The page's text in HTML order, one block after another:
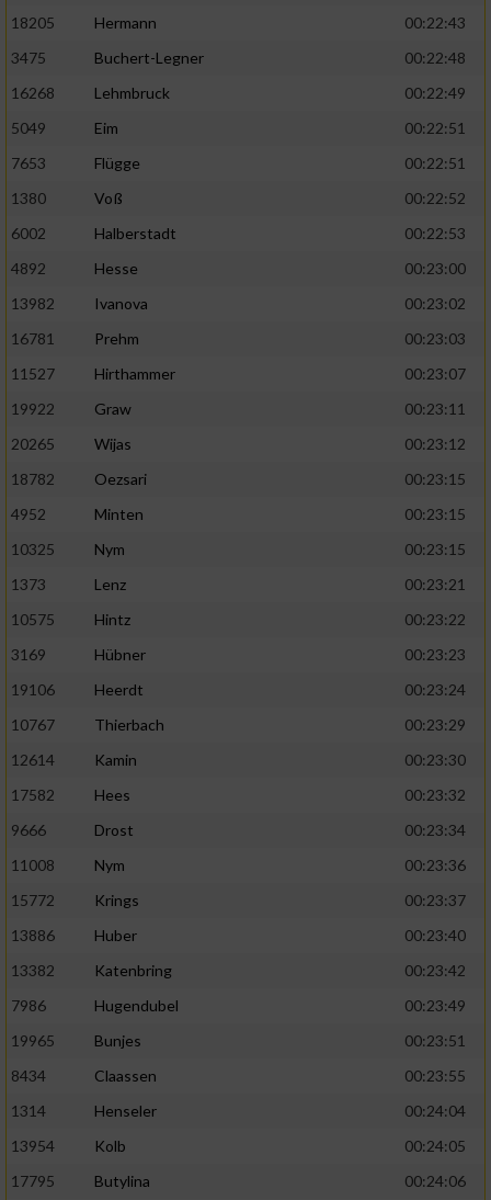
18205
Hermann
00:22:43
3475
Buchert-Legner
00:22:48
16268
Lehmbruck
00:22:49
5049
Eim
00:22:51
7653
Flügge
00:22:51
1380
Voß
00:22:52
6002
Halberstadt
00:22:53
4892
Hesse
00:23:00
13982
Ivanova
00:23:02
16781
Prehm
00:23:03
11527
Hirthammer
00:23:07
19922
Graw
00:23:11
20265
Wijas
00:23:12
18782
Oezsari
00:23:15
4952
Minten
00:23:15
10325
Nym
00:23:15
1373
Lenz
00:23:21
10575
Hintz
00:23:22
3169
Hübner
00:23:23
19106
Heerdt
00:23:24
10767
Thierbach
00:23:29
12614
Kamin
00:23:30
17582
Hees
00:23:32
9666
Drost
00:23:34
11008
Nym
00:23:36
15772
Krings
00:23:37
13886
Huber
00:23:40
13382
Katenbring
00:23:42
7986
Hugendubel
00:23:49
19965
Bunjes
00:23:51
8434
Claassen
00:23:55
1314
Henseler
00:24:04
13954
Kolb
00:24:05
17795
Butylina 00:24:06